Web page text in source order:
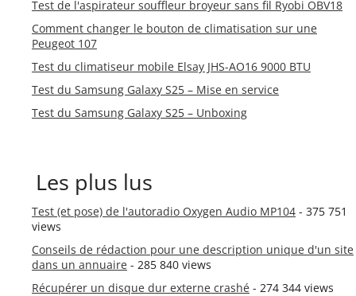
Test de l'aspirateur souffleur broyeur sans fil Ryobi OBV18
Comment changer le bouton de climatisation sur une
Peugeot 107
Test du climatiseur mobile Elsay JHS-AO16 9000 BTU
Test du Samsung Galaxy S25 – Mise en service
Test du Samsung Galaxy S25 – Unboxing
Les plus lus
Test (et pose) de l'autoradio Oxygen Audio MP104 - 375 751
views
Conseils de rédaction pour une description unique d'un site
dans un annuaire - 285 840 views
Récupérer un disque dur externe crashé - 274 344 views